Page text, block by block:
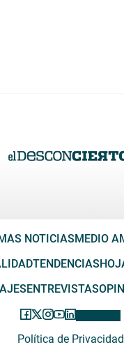
NOTICIAS MEDIO
TENDENCIAS
ENTREVISTAS
Política de Privacidad